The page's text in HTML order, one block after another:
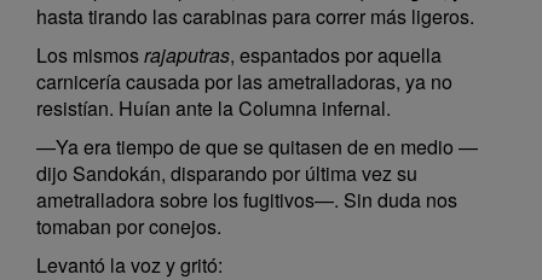
hasta tirando las carabinas para correr más ligeros.
Los mismosrajaputras, espantados por aquella
carnicería causada por las ametralladoras, ya no
resistían. Huían ante la Columna infernal.
—Ya era tiempo de que se quitasen de en medio —
dijo Sandokán, disparando por última vez su
ametralladora sobre los fugitivos—. Sin duda nos
tomaban por conejos.
Levantó la voz y gritó: